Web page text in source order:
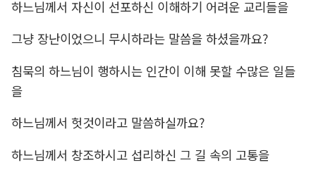
하느님께서 자신이 선포하신 이해하기 어려운 교리들을
그냥 장난이었으니 무시하라는 말씀을 하셨을까요?
침묵의 하느님이 행하시는 인간이 이해 못할 수많은 일들
을
하느님께서 헛것이라고 말씀하실까요?
하느님께서 창조하시고 섭리하신 그 길 속의 고통을